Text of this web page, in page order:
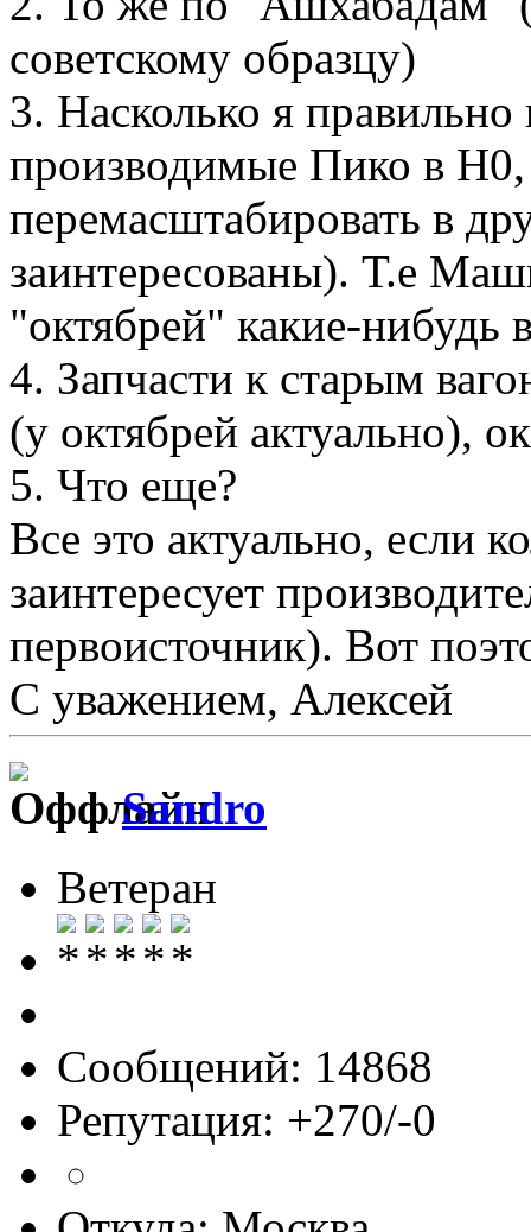
советскому образцу)
3. Насколько я
производимые Пико в
перемасштабировать в
заинтересованы). Т.е
"октябрей" какие-нибудь
4. Запчасти к старым
(у октябрей актуально),
5. Что еще?
Все это актуально, если
заинтересует
первоисточник). Вот
С уважением, Алексей
Sandro
Ветеран
Сообщений: 14868
Репутация: +270/-0